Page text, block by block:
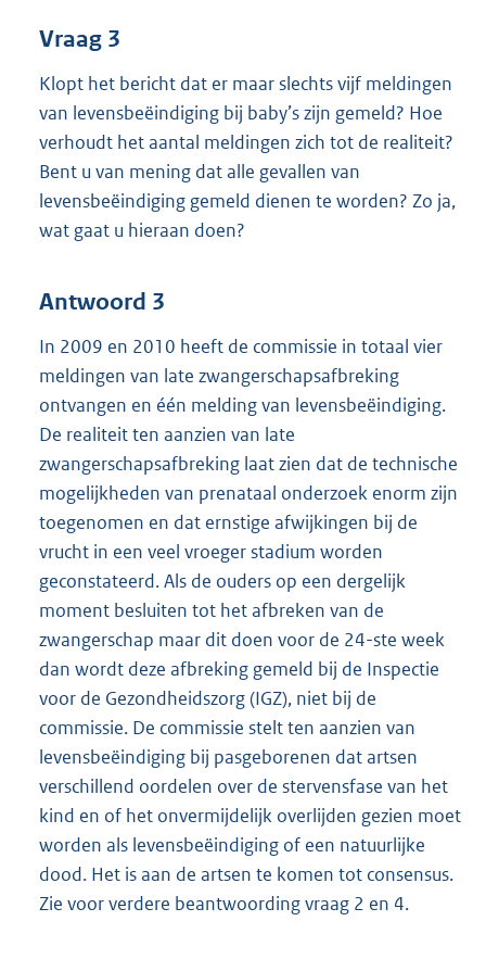
Vraag 3
Klopt het bericht dat er maar slechts vijf meldingen
van levensbeëindiging bij baby’s zijn gemeld? Hoe
verhoudt het aantal meldingen zich tot de realiteit?
Bent u van mening dat alle gevallen van
levensbeëindiging gemeld dienen te worden? Zo ja,
wat gaat u hieraan doen?
Antwoord 3
In 2009 en 2010 heeft de commissie in totaal vier
meldingen van late zwangerschapsafbreking
ontvangen en één melding van levensbeëindiging.
De realiteit ten aanzien van late
zwangerschapsafbreking laat zien dat de technische
mogelijkheden van prenataal onderzoek enorm zijn
toegenomen en dat ernstige afwijkingen bij de
vrucht in een veel vroeger stadium worden
geconstateerd. Als de ouders op een dergelijk
moment besluiten tot het afbreken van de
zwangerschap maar dit doen voor de 24-ste week
dan wordt deze afbreking gemeld bij de Inspectie
voor de Gezondheidszorg (IGZ), niet bij de
commissie. De commissie stelt ten aanzien van
levensbeëindiging bij pasgeborenen dat artsen
verschillend oordelen over de stervensfase van het
kind en of het onvermijdelijk overlijden gezien moet
worden als levensbeëindiging of een natuurlijke
dood. Het is aan de artsen te komen tot consensus.
Zie voor verdere beantwoording vraag 2 en 4.